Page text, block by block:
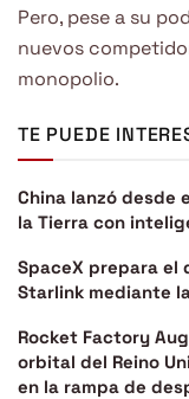
Pero, pese a su
nuevos
monopolio.
TE PUEDE
China lanzó desde
la Tierra con
SpaceX prepara el
Starlink mediante
Rocket Factory
orbital del Reino
en la rampa de